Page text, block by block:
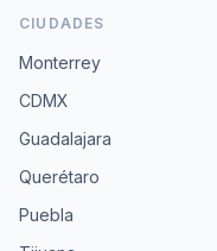
CIUDADES
Monterrey
CDMX
Guadalajara
Querétaro
Puebla